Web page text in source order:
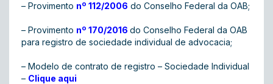
– Provimento nº 112/2006 do Conselho Federal da OAB;
– Provimento nº 170/2016 do Conselho Federal da OAB
para registro de sociedade individual de advocacia;
– Modelo de contrato de registro – Sociedade Individual
– Clique aqui